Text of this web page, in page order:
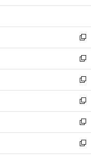
開
ウ
開
く
ン
ウ
で
開
く
ウ
ン
ド
ウ
で
開
く
新
し
い
ウ
ィ
ン
ド
ウ
で
開
く
新
し
い
ウ
ィ
ン
ド
ウ
で
開
新
し
い
ウ
ィ
ン
ド
ウ
新
し
い
ウ
ィ
新
し
い
新